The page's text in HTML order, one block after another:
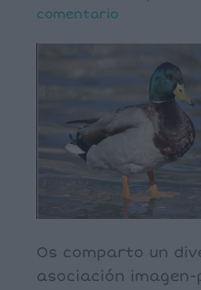
comentario
Os comparto un
asociación